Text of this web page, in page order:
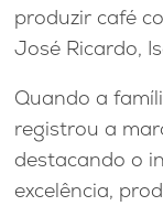
produzir café
José Ricardo,
Quando a
registrou a
destacando o
excelência,